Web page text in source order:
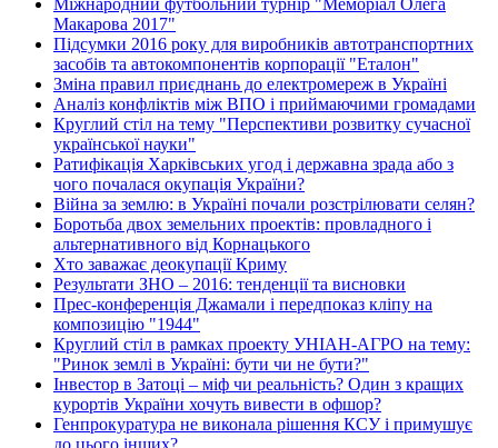
Макарова 2017"
Підсумки 2016 року для виробників автотранспортних
засобів та автокомпонентів корпорації "Еталон"
Зміна правил приєднань до електромереж в Україні
Аналіз конфліктів між ВПО і приймаючими громадами
Круглий стіл на тему "Перспективи розвитку сучасної
української науки"
Ратифікація Харківських угод і державна зрада або з
чого почалася окупація України?
Війна за землю: в Україні почали розстрілювати селян?
Боротьба двох земельних проектів: провладного і
альтернативного від Корнацького
Хто заважає деокупації Криму
Результати ЗНО – 2016: тенденції та висновки
Прес-конференція Джамали і передпоказ кліпу на
композицію "1944"
Круглий стіл в рамках проекту УНІАН-АГРО на тему:
"Ринок землі в Україні: бути чи не бути?"
Інвестор в Затоці – міф чи реальність? Один з кращих
курортів України хочуть вивести в офшор?
Генпрокуратура не виконала рішення КСУ і примушує
до цього інших?